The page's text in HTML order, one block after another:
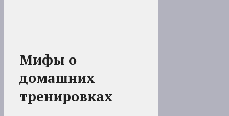
Мифы о
домашних
тренировках